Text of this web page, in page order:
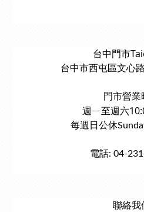
台中門市
台中市西屯區文心
門市營業
週ㄧ至週六
每週日公休
電話: 04-
聯絡我